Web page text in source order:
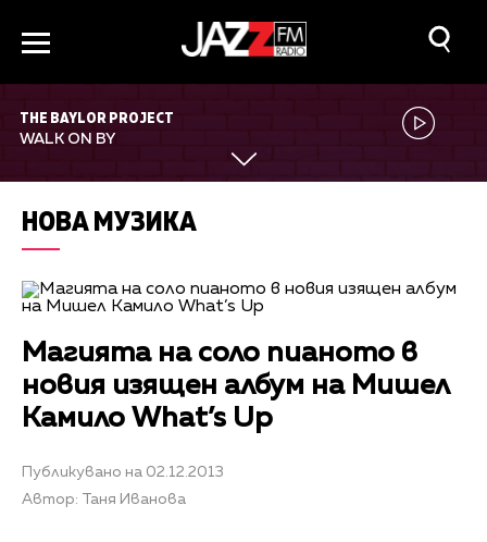
THE BAYLOR PROJECT
WALK ON BY
НОВА МУЗИКА
Магията на соло пианото в
новия изящен албум на Мишел
Камило What’s Up
Публикувано на 02.12.2013
Автор: Таня Иванова